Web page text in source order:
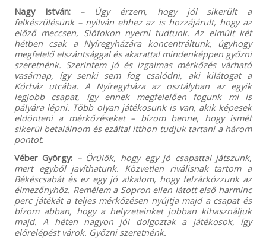
Nagy István:
– Úgy érzem, hogy jól sikerült a
felkészülésünk – nyilván ehhez az is hozzájárult, hogy az
előző meccsen, Siófokon nyerni tudtunk. Az elmúlt két
hétben csak a Nyíregyházára koncentráltunk, úgyhogy
megfelelő elszántsággal és akarattal mindenképpen győzni
szeretnénk. Szerintem jó és izgalmas mérkőzés várható
vasárnap, így senki sem fog csalódni, aki kilátogat a
Kórház utcába. A Nyíregyháza az osztályban az egyik
legjobb csapat, így ennek megfelelően fogunk mi is
pályára lépni. Több olyan játékosunk is van, akik képesek
eldönteni a mérkőzéseket – bízom benne, hogy ismét
sikerül betalálnom és ezáltal itthon tudjuk tartani a három
pontot.
Véber György: – Örülök, hogy egy jó csapattal játszunk,
mert egyből javíthatunk. Közvetlen riválisnak tartom a
Békéscsabát és ez egy jó alkalom, hogy felzárkózzunk az
élmezőnyhöz. Remélem a Sopron ellen látott első harminc
perc játékát a teljes mérkőzésen nyújtja majd a csapat és
bízom abban, hogy a helyzeteinket jobban kihasználjuk
majd. A héten nagyon jól dolgoztak a játékosok, így
előrelépést várok. Győzni szeretnénk.